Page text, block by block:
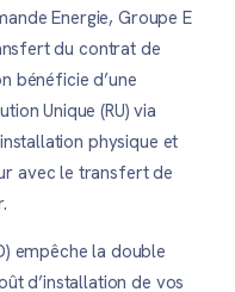
Energie, Groupe E
du contrat de
bénéficie d’une
Unique (RU) via
physique et
avec le transfert de
empêche la double
d’installation de vos